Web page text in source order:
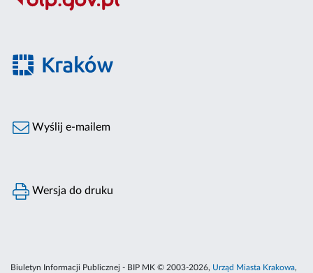
Wyślij e-mailem
Wersja do druku
Biuletyn Informacji Publicznej - BIP MK © 2003-2026, Urząd Miasta Krakowa,